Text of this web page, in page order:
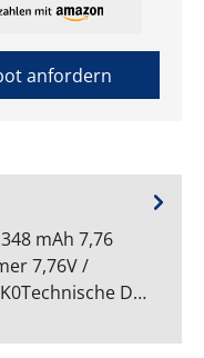
anfordern
mAh 7,76
7,76V /
D…